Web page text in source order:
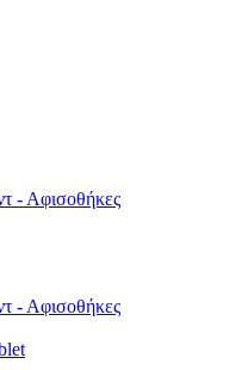
- Αφισοθήκες
- Αφισοθήκες